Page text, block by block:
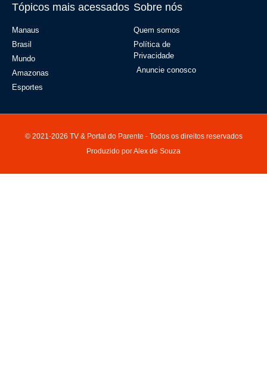
Tópicos mais acessados
Manaus
Brasil
Mundo
Amazonas
Esportes
Sobre nós
Quem somos
Política de
Privacidade
Anuncie conosco
© 2021-2026 TV & Portal do Parente - Todos os direitos reservados
Produzido por Alex de Souza